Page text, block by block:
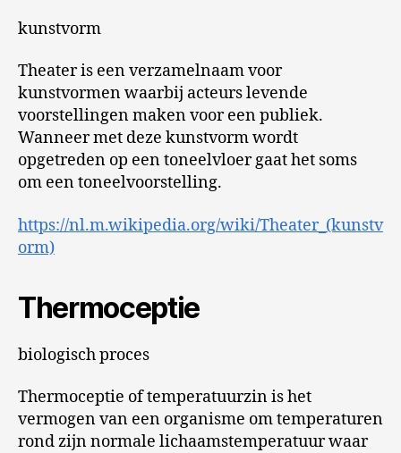
kunstvorm
Theater is een verzamelnaam voor
kunstvormen waarbij acteurs levende
voorstellingen maken voor een publiek.
Wanneer met deze kunstvorm wordt
opgetreden op een toneelvloer gaat het soms
om een toneelvoorstelling.
https://nl.m.wikipedia.org/wiki/Theater_(kunstv
orm)
Thermoceptie
biologisch proces
Thermoceptie of temperatuurzin is het
vermogen van een organisme om temperaturen
rond zijn normale lichaamstemperatuur waar